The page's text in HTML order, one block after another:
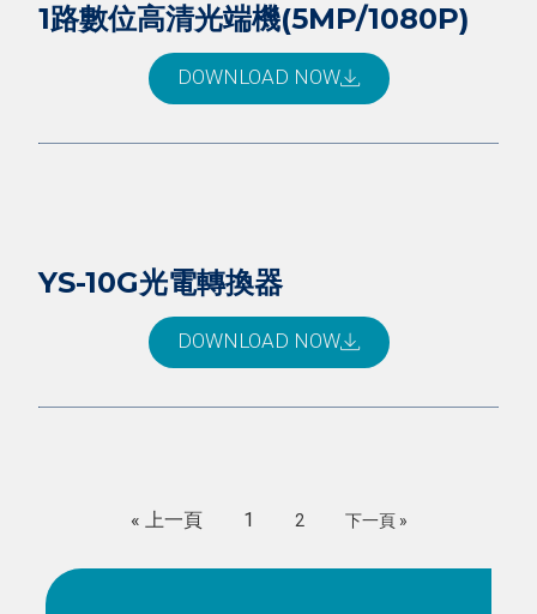
1路數位高清光端機(5MP/1080P)
DOWNLOAD NOW
YS-10G光電轉換器
DOWNLOAD NOW
« 上一頁 1 2 下一頁 »